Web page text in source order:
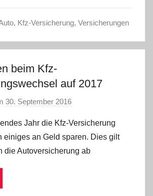
, Kfz-Versicherung, Versicherungen
beim Kfz-
auf 2017
30. September 2016
n
C
W
Jahr die Kfz-Versicherung
einiges an Geld sparen. Dies gilt
die Autoversicherung ab